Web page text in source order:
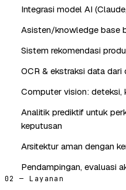
Integrasi model AI
Asisten/knowledge base
Sistem rekomendasi
OCR & ekstraksi data
Computer vision: deteksi,
Analitik prediktif untuk
keputusan
Arsitektur aman dengan
Pendampingan, evaluasi
02 — Layanan